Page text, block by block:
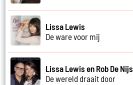
Lissa Lewis
De ware voor mij
Lissa Lewis en Rob De Nijs
De wereld draait door